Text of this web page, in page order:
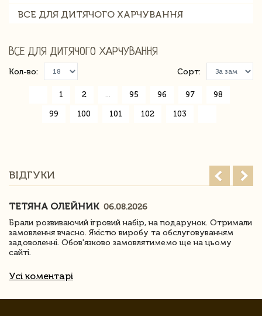
ВСЕ ДЛЯ ДИТЯЧОГО ХАРЧУВАННЯ
ВСЕ ДЛЯ ДИТЯЧОГО ХАРЧУВАННЯ
Кол-во: Сорт:
1 2 95 96 97 98
99 100 101 102 103
ВІДГУКИ
ТЕТЯНА ОЛЕЙНИК 06.08.2026
Брали розвиваючий ігровий набір, на подарунок. Отримали
замовлення вчасно. Якістю виробу та обслуговуванням
задоволенні. Обов'язково замовлятимемо ще на цьому
сайті.
Усі коментарі